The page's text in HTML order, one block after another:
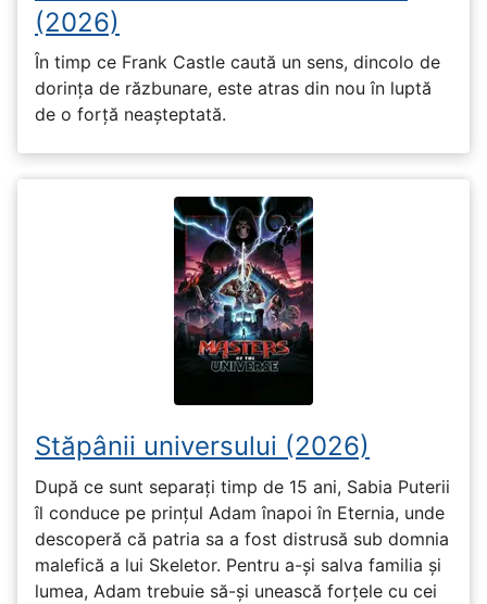
(2026)
În timp ce Frank Castle caută un sens, dincolo de
dorința de răzbunare, este atras din nou în luptă
de o forță neașteptată.
Stăpânii universului (2026)
După ce sunt separați timp de 15 ani, Sabia Puterii
îl conduce pe prințul Adam înapoi în Eternia, unde
descoperă că patria sa a fost distrusă sub domnia
malefică a lui Skeletor. Pentru a-și salva familia și
lumea, Adam trebuie să-și unească forțele cu cei